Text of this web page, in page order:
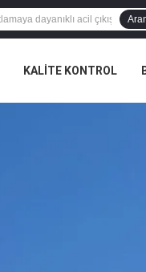
KALITE KONTROL